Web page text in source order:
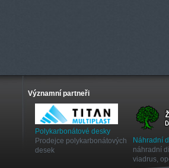
Významní partneři
Polykarbonátové desky
Prodejce polykarbonátových
desek
Náhradní
náhradní
viadrus,